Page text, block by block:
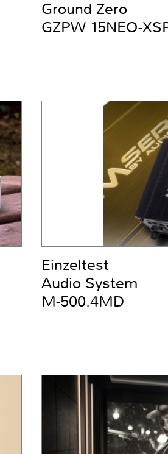
Ground Zero
GZPW 15NEO-
Einzeltest
Audio System
M-500.4MD